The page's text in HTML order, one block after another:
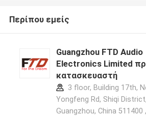
Περίπου εμείς
Guangzhou FTD Audio
Electronics Limited
κατασκευαστή
3 floor, Building 17th,
Yongfeng Rd, Shiqi
Guangzhou, China 511400